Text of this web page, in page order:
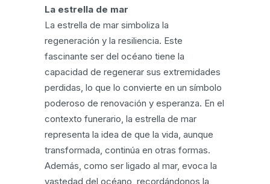
La estrella de mar
La estrella de mar simboliza la
regeneración y la resiliencia. Este
fascinante ser del océano tiene la
capacidad de regenerar sus extremidades
perdidas, lo que lo convierte en un símbolo
poderoso de renovación y esperanza. En el
contexto funerario, la estrella de mar
representa la idea de que la vida, aunque
transformada, continúa en otras formas.
Además, como ser ligado al mar, evoca la
vastedad del océano, recordándonos la